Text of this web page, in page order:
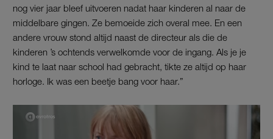
nog vier jaar bleef uitvoeren nadat haar kinderen al naar de
middelbare gingen. Ze bemoeide zich overal mee. En een
andere vrouw stond altijd naast de directeur als die de
kinderen ’s ochtends verwelkomde voor de ingang. Als je je
kind te laat naar school had gebracht, tikte ze altijd op haar
horloge. Ik was een beetje bang voor haar.”